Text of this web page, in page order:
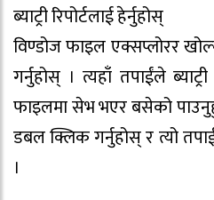
ब्याट्री रिपोर्टलाई हेर्नुहोस्
विण्डोज फाइल एक्सप्लोरर
गर्नुहोस् । त्यहाँ तपाईंले
फाइलमा सेभ भएर बसेको
डबल क्लिक गर्नुहोस् र त्यो
।